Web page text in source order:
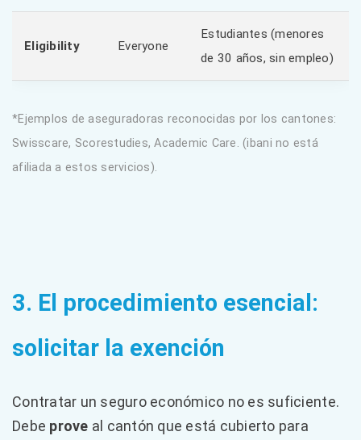
Eligibility Everyone
Estudiantes (menores
de 30 años, sin empleo)
*Ejemplos de aseguradoras reconocidas por los cantones:
Swisscare, Scorestudies, Academic Care. (ibani no está
afiliada a estos servicios).
3. El procedimiento esencial:
solicitar la exención
Contratar un seguro económico no es suficiente.
Debe prove al cantón que está cubierto para